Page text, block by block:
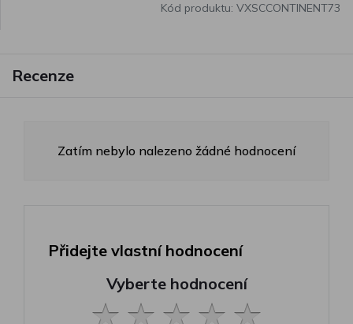
Kód produktu: VXSCCONTINENT73
Recenze
Zatím nebylo nalezeno žádné hodnocení
Přidejte vlastní hodnocení
Vyberte hodnocení